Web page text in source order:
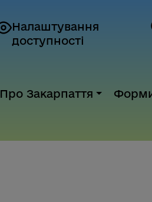
Налаштування
доступності
Про Закарпаття